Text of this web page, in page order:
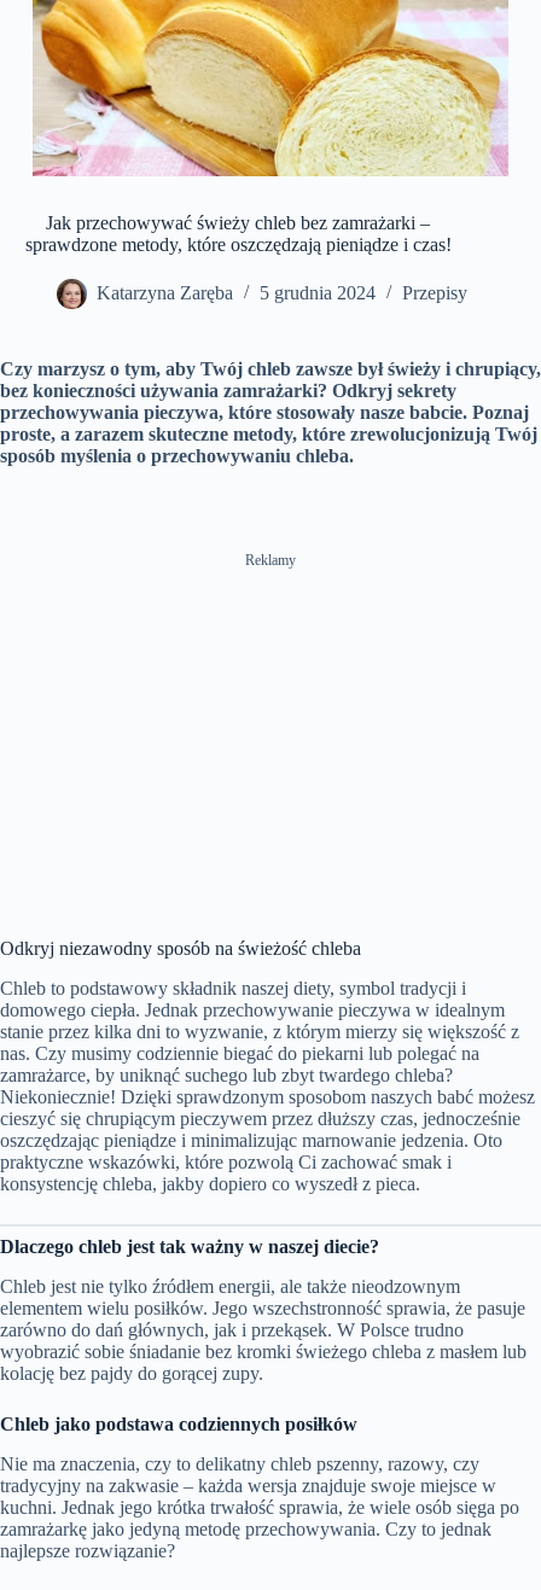
Jak przechowywać świeży chleb bez zamrażarki –
sprawdzone metody, które oszczędzają pieniądze i czas!
Katarzyna Zaręba 5 grudnia 2024 Przepisy
Czy marzysz o tym, aby Twój chleb zawsze był świeży i chrupiący,
bez konieczności używania zamrażarki? Odkryj sekrety
przechowywania pieczywa, które stosowały nasze babcie. Poznaj
proste, a zarazem skuteczne metody, które zrewolucjonizują Twój
sposób myślenia o przechowywaniu chleba.
Reklamy
Odkryj niezawodny sposób na świeżość chleba
Chleb to podstawowy składnik naszej diety, symbol tradycji i
domowego ciepła. Jednak przechowywanie pieczywa w idealnym
stanie przez kilka dni to wyzwanie, z którym mierzy się większość z
nas. Czy musimy codziennie biegać do piekarni lub polegać na
zamrażarce, by uniknąć suchego lub zbyt twardego chleba?
Niekoniecznie! Dzięki sprawdzonym sposobom naszych babć możesz
cieszyć się chrupiącym pieczywem przez dłuższy czas, jednocześnie
oszczędzając pieniądze i minimalizując marnowanie jedzenia. Oto
praktyczne wskazówki, które pozwolą Ci zachować smak i
konsystencję chleba, jakby dopiero co wyszedł z pieca.
Dlaczego chleb jest tak ważny w naszej diecie?
Chleb jest nie tylko źródłem energii, ale także nieodzownym
elementem wielu posiłków. Jego wszechstronność sprawia, że pasuje
zarówno do dań głównych, jak i przekąsek. W Polsce trudno
wyobrazić sobie śniadanie bez kromki świeżego chleba z masłem lub
kolację bez pajdy do gorącej zupy.
Chleb jako podstawa codziennych posiłków
Nie ma znaczenia, czy to delikatny chleb pszenny, razowy, czy
tradycyjny na zakwasie – każda wersja znajduje swoje miejsce w
kuchni. Jednak jego krótka trwałość sprawia, że wiele osób sięga po
zamrażarkę jako jedyną metodę przechowywania. Czy to jednak
najlepsze rozwiązanie?